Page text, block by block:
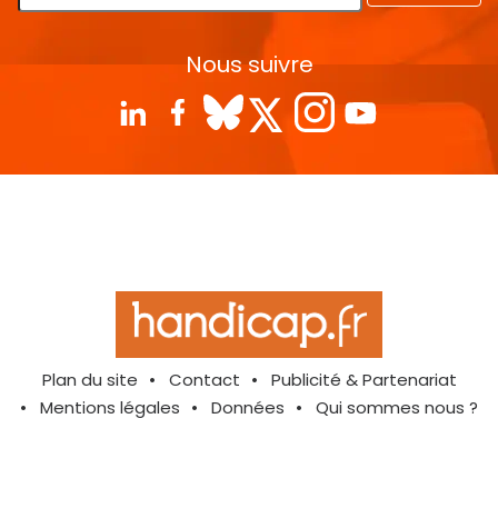
Nous suivre
Plan du site Contact
Publicité & Partenariat
Mentions légales
Données Qui sommes nous ?